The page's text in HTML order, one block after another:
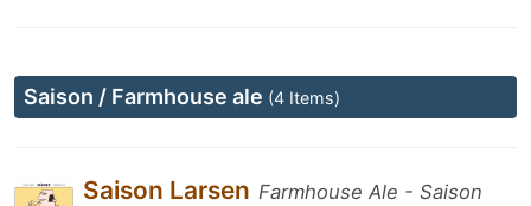
Saison / Farmhouse ale (4 Items)
Saison Larsen Farmhouse Ale - Saison